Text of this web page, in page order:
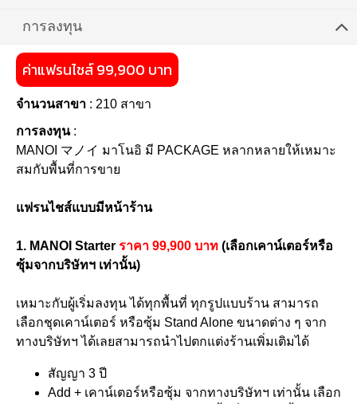
การลงทุน
ค่าแฟรนไชส์ 99,900 บาท
จำนวนสาขา : 210 สาขา
การลงทุน:
MANOI マノイ มาโนอิ มี PACKAGE หลากหลายให้เหมาะ
สมกับพื้นที่การขาย
แฟรนไชส์แบบมีหน้าร้าน
1. MANOI Starter ราคา 99,900 บาท (เลือกเคาน์เตอร์หรือ
ซุ้มจากบริษัทฯ เท่านั้น)
เหมาะกับผู้เริ่มลงทุน ได้ทุกพื้นที่ ทุกรูปแบบร้าน สามารถ
เลือกชุดเคาน์เตอร์ หรือซุ้ม Stand Alone ขนาดต่าง ๆ จาก
ทางบริษัทฯ ได้เลยสามารถนำไปตกแต่งร้านเพิ่มเติมได้
สัญญา 3 ปี
Add + เคาน์เตอร์หรือซุ้ม จากทางบริษัทฯ เท่านั้น เลือก